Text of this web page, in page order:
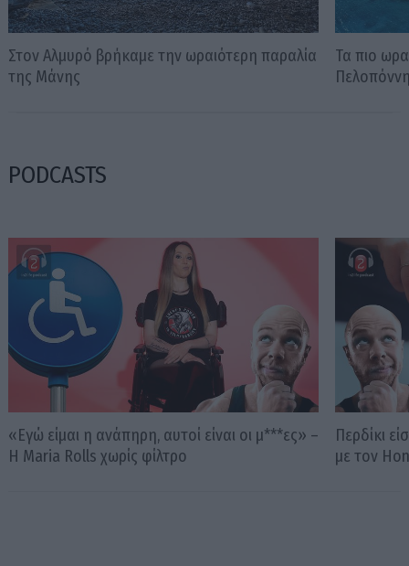
Στον Αλμυρό βρήκαμε την ωραιότερη παραλία
της Μάνης
Τα πιο
PODCASTS
«Εγώ είμαι η ανάπηρη, αυτοί είναι οι μ***ες» –
Η Maria Rolls χωρίς φίλτρο
Περδίκι
με τον